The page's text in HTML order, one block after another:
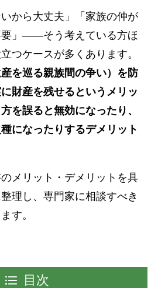
いから大丈夫」「家族の仲が
要」――そう考えている方ほ
つケースが多くあります。
を巡る親族間の争い）を防
財産を残せるというメリッ
を誤ると無効になったり、
になったりするデメリット
メリット・デメリットを具
理し、専門家に相談すべき
す。
目次